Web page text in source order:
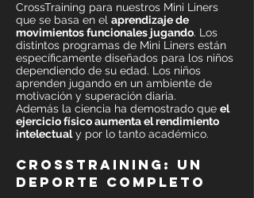
CrossTraining para nuestros Mini Liners
que se basa en el aprendizaje de
movimientos funcionales jugando. Los
distintos programas de Mini Liners están
específicamente diseñados para los niños
dependiendo de su edad. Los niños
aprenden jugando en un ambiente de
motivación y superación diaria.
Además la ciencia ha demostrado que el
ejercicio físico aumenta el rendimiento
intelectualy por lo tanto académico.
crosstraining: un
deporte completo